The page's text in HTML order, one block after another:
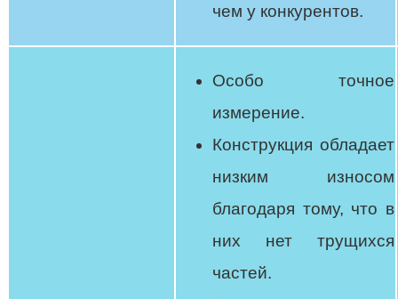
чем у конкурентов.
Особо точное
измерение.
Конструкция обладает
низким износом
благодаря тому, что в
них нет трущихся
частей.